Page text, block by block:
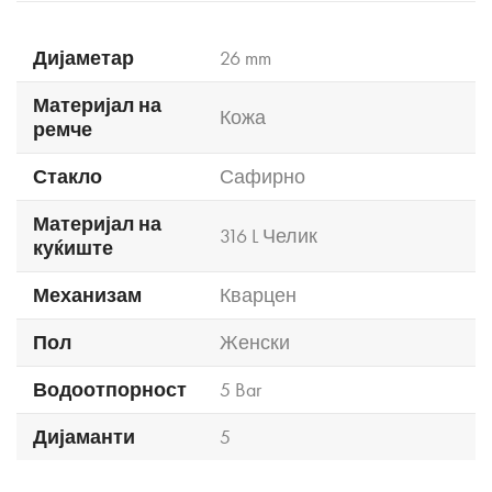
Дијаметар
26 mm
Материјал на
ремче
Кожа
Стакло
Сафирно
Материјал на
куќиште
316 L Челик
Механизам
Кварцен
Пол
Женски
Водоотпорност
5 Bar
Дијаманти
5